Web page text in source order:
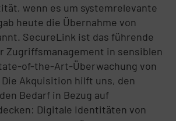
wenn es um systemrelevante
heute die Übernahme von
SecureLink ist das führende
Zugriffsmanagement in sensiblen
of-the-Art-Überwachung von
Akquisition hilft uns, den
Bedarf in Bezug auf
Digitale Identitäten von